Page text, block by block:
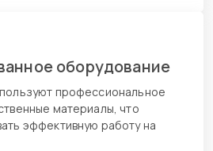
оборудование
профессиональное
материалы, что
эффективную работу на